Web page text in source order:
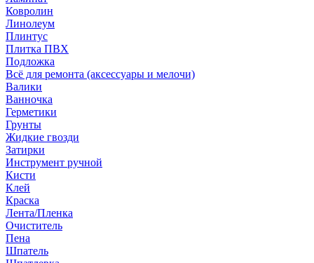
Ковролин
Линолеум
Плинтус
Плитка ПВХ
Подложка
Всё для ремонта (аксессуары и мелочи)
Валики
Ванночка
Герметики
Грунты
Жидкие гвозди
Затирки
Инструмент ручной
Кисти
Клей
Краска
Лента/Пленка
Очиститель
Пена
Шпатель